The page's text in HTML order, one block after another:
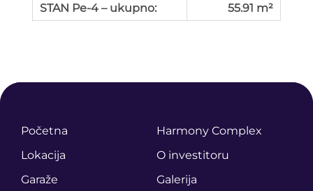
STAN Pe-4 – ukupno:
55.91 m²
Početna
Harmony Complex
Lokacija
O investitoru
Garaže
Galerija